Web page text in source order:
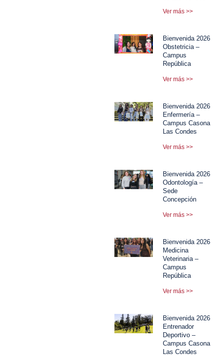
Ver más >>
Bienvenida 2026
Obstetricia –
Campus
República
Ver más >>
Bienvenida 2026
Enfermería –
Campus Casona
Las Condes
Ver más >>
Bienvenida 2026
Odontología –
Sede
Concepción
Ver más >>
Bienvenida 2026
Medicina
Veterinaria –
Campus
República
Ver más >>
Bienvenida 2026
Entrenador
Deportivo –
Campus Casona
Las Condes